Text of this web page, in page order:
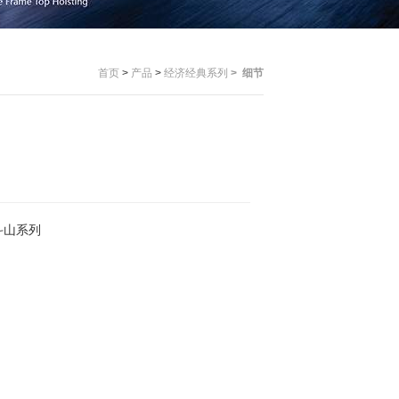
首页 > 产品 > 经济经典系列 > 细节
系列